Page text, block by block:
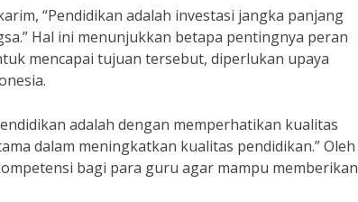
“Pendidikan adalah investasi jangka panjang
Hal ini menunjukkan betapa pentingnya peran
mencapai tujuan tersebut, diperlukan upaya
adalah dengan memperhatikan kualitas
dalam meningkatkan kualitas pendidikan.” Oleh
bagi para guru agar mampu memberikan